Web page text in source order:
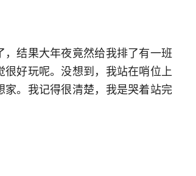
结果大年夜竟然给我排了有一班
好玩呢。没想到，我站在哨位上
。我记得很清楚，我是哭着站完